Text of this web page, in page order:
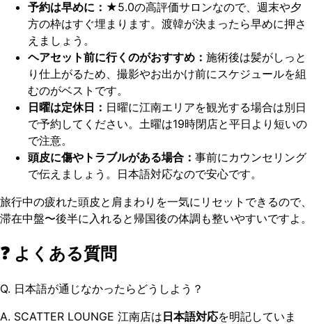
予約は早めに： ★5.0の高評価サロンなので、週末や夕
方の枠はすぐ埋まります。渡韓が決まったら早めに押さ
えましょう。
ヘアセット前に行くのがおすすめ： 施術後は髪がしっと
り仕上がるため、撮影やお出かけ前にスケジュールを組
むのがベストです。
日曜は定休日： 日曜に江南エリアを観光する場合は別日
で予約してください。土曜は19時閉店と平日より短いの
で注意。
頭皮に傷やトラブルがある場合： 事前にカウンセリング
で伝えましょう。日本語対応なので安心です。
旅行中の疲れた頭皮と肩まわりを一気にリセットできるので、
滞在中盤〜後半に入れると帰国後の体調も整いやすいですよ。
❓ よくある質問
Q. 日本語が通じなかったらどうしよう？
A. SCATTER LOUNGE 江南店は 日本語対応を明記していま